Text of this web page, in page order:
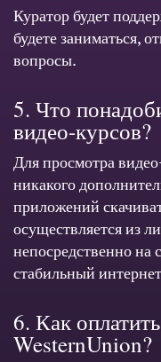
Куратор будет
будете заниматься,
вопросы.
5. Что
видео-курсов?
Для просмотра
никакого
приложений
осуществляется из
непосредственно на
стабильный
6. Как
WesternUnion?